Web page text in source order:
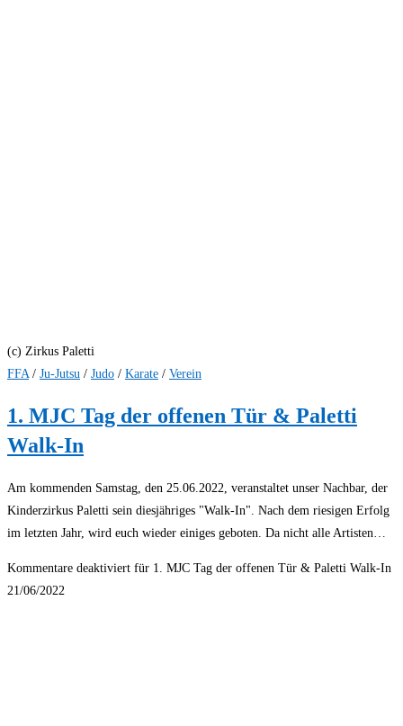
(c) Zirkus Paletti
FFA / Ju-Jutsu / Judo / Karate / Verein
1. MJC Tag der offenen Tür & Paletti
Walk-In
Am kommenden Samstag, den 25.06.2022, veranstaltet unser Nachbar, der
Kinderzirkus Paletti sein diesjähriges "Walk-In". Nach dem riesigen Erfolg
im letzten Jahr, wird euch wieder einiges geboten. Da nicht alle Artisten…
Kommentare deaktiviert für 1. MJC Tag der offenen Tür & Paletti Walk-In
21/06/2022